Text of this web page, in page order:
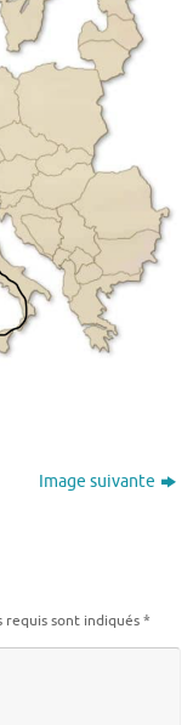
Image suivante
requis sont indiqués*